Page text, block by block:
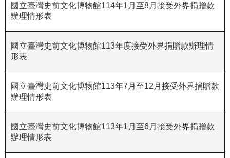
R
網
站
資
料
開
放
宣
國立臺灣史前文化博物館114年1月至8月接受外界捐贈款
辦理情形表
國立臺灣史前文化博物館113年度接受外界捐贈款辦理情
形表
國立臺灣史前文化博物館113年7月至12月接受外界捐贈款
辦理情形表
國立臺灣史前文化博物館113年1月至6月接受外界捐贈款
辦理情形表